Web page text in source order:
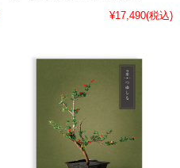
¥17,490(税込)